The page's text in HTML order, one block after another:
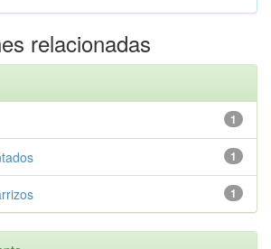
relacionadas
1
1
1